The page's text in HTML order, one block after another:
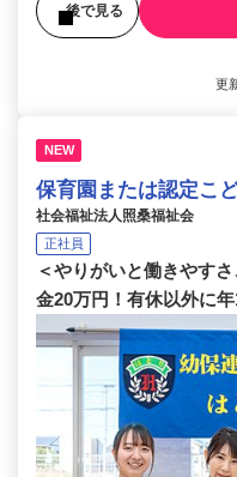
後で見る
更
NEW
保育園または認定こ
社会福祉法人照桑福祉会
正社員
＜やりがいと働きやす
金20万円！有休以外に